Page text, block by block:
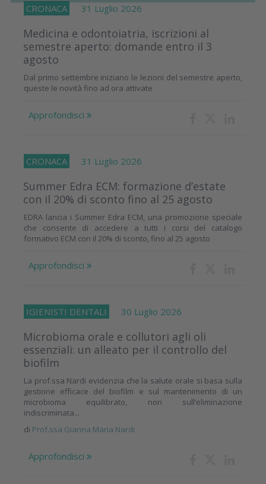
CRONACA 31 Luglio 2026
Medicina e odontoiatria, iscrizioni al
semestre aperto: domande entro il 3
agosto
Dal primo settembre iniziano le lezioni del semestre aperto,
queste le novità fino ad ora attivate
Approfondisci
CRONACA 31 Luglio 2026
Summer Edra ECM: formazione d’estate
con il 20% di sconto fino al 25 agosto
EDRA lancia i Summer Edra ECM, una promozione speciale
che consente di accedere a tutti i corsi del catalogo
formativo ECM con il 20% di sconto, fino al 25 agosto
Approfondisci
IGIENISTI DENTALI 30 Luglio 2026
Microbioma orale e collutori agli oli
essenziali: un alleato per il controllo del
biofilm
La prof.ssa Nardi evidenzia che la salute orale si basa sulla
gestione efficace del biofilm e sul mantenimento di un
microbioma equilibrato, non sull’eliminazione
indiscriminata...
di Prof.ssa Gianna Maria Nardi
Approfondisci